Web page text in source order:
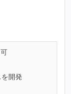
開発